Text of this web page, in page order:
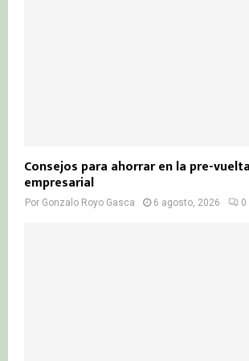
Consejos para ahorrar en la pre-
empresarial
Por Gonzalo Royo Gasca 6 agosto, 2026 0